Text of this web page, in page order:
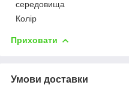
середовища
Колір
Приховати
Умови доставки